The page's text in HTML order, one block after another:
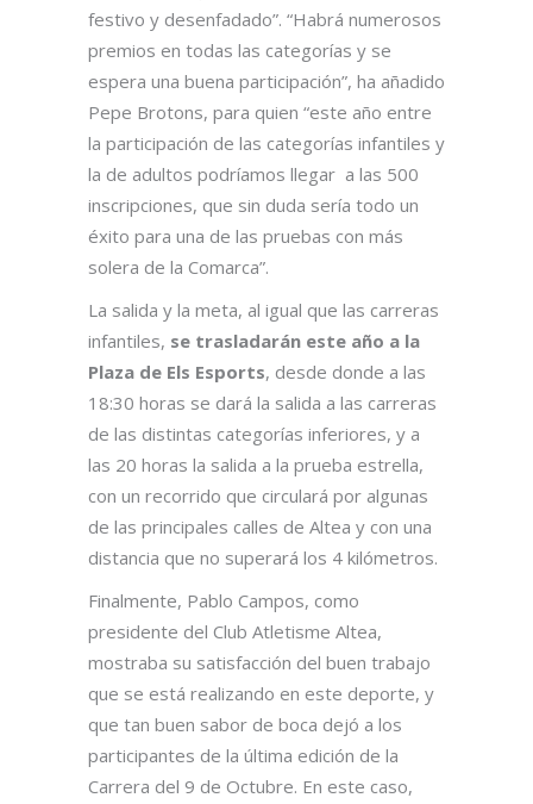
festivo y desenfadado”. “Habrá numerosos
premios en todas las categorías y se
espera una buena participación”, ha añadido
Pepe Brotons, para quien “este año entre
la participación de las categorías infantiles y
la de adultos podríamos llegar a las 500
inscripciones, que sin duda sería todo un
éxito para una de las pruebas con más
solera de la Comarca”.
La salida y la meta, al igual que las carreras
infantiles, se trasladarán este año a la
Plaza de Els Esports, desde donde a las
18:30 horas se dará la salida a las carreras
de las distintas categorías inferiores, y a
las 20 horas la salida a la prueba estrella,
con un recorrido que circulará por algunas
de las principales calles de Altea y con una
distancia que no superará los 4 kilómetros.
Finalmente, Pablo Campos, como
presidente del Club Atletisme Altea,
mostraba su satisfacción del buen trabajo
que se está realizando en este deporte, y
que tan buen sabor de boca dejó a los
participantes de la última edición de la
Carrera del 9 de Octubre. En este caso,